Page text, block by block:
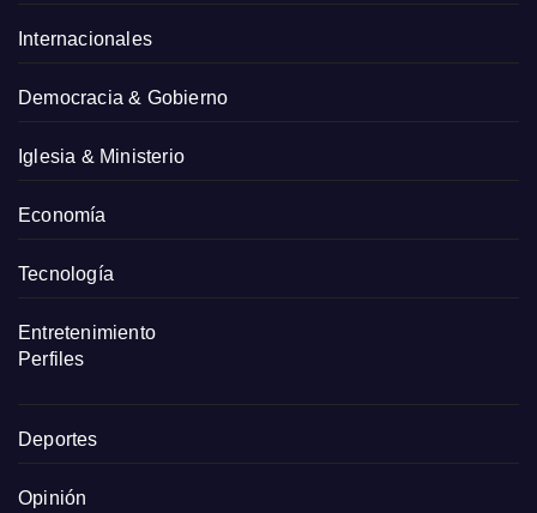
Internacionales
Democracia & Gobierno
Iglesia & Ministerio
Economía
Tecnología
Entretenimiento
Perfiles
Deportes
Opinión